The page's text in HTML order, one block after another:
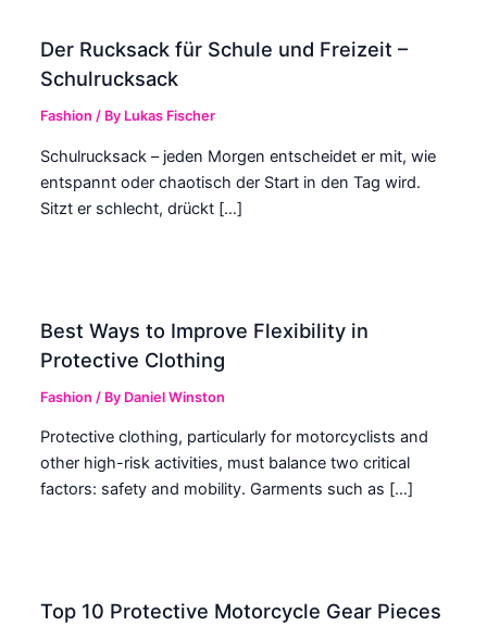
Der Rucksack für Schule und Freizeit –
Schulrucksack
Fashion / By Lukas Fischer
Schulrucksack – jeden Morgen entscheidet er mit, wie
entspannt oder chaotisch der Start in den Tag wird.
Sitzt er schlecht, drückt […]
Best Ways to Improve Flexibility in
Protective Clothing
Fashion / By Daniel Winston
Protective clothing, particularly for motorcyclists and
other high-risk activities, must balance two critical
factors: safety and mobility. Garments such as […]
Top 10 Protective Motorcycle Gear Pieces